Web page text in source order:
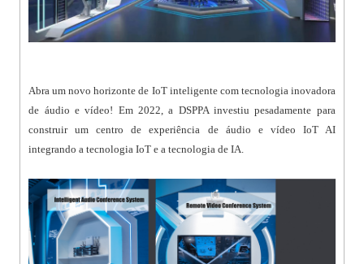
Abra um novo horizonte de IoT inteligente com tecnologia inovadora
de áudio e vídeo! Em 2022, a DSPPA investiu pesadamente para
construir um centro de experiência de áudio e vídeo IoT AI
integrando a tecnologia IoT e a tecnologia de IA.